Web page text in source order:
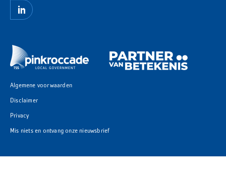
Algemene voorwaarden
Disclaimer
Privacy
Mis niets en ontvang onze nieuwsbrief